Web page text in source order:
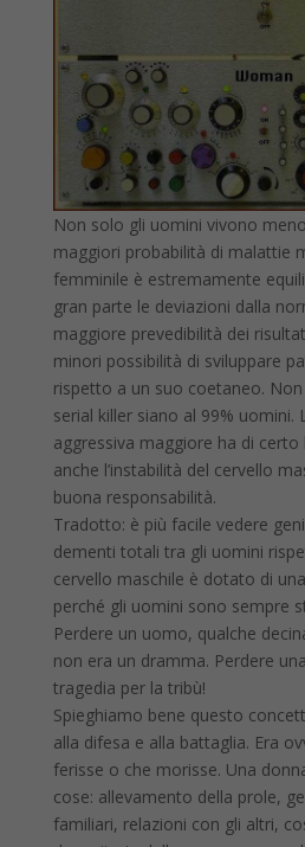
Non solo gli uomini vivono
maggiori probabilità di malattie
femminile è estremamente
gran parte le deviazioni dalla
maggiore prevedibilità dei
minori possibilità di sviluppare
rispetto a un suo coetaneo.
serial killer siano al 99% uomini.
aggressiva maggiore ha di
anche l’instabilità del cervello
buona responsabilità.
Tradotto: è più facile vedere
dementi totali tra gli uomini
cervello maschile è dotato di
perché gli uomini sono sempre
Perdere un uomo, qualche
non era un dramma. Perdere
tragedia per la tribù!
Spieghiamo bene questo
alla difesa e alla battaglia. Era
ferisse o che morisse. Una
cose: allevamento della prole,
familiari, relazioni con gli altri,